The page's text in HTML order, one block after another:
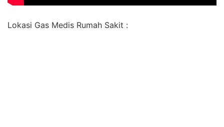
Lokasi Gas Medis Rumah Sakit :